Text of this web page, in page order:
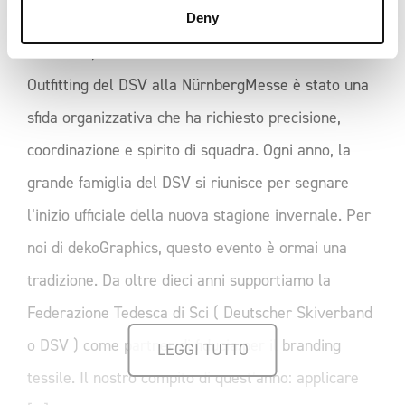
Deny
LEGGI TUTTO
cinque specialisti dei transfers termoadesivi e oltre
Outfitting del DSV alla NürnbergMesse è stato una
sfida organizzativa che ha richiesto precisione,
coordinazione e spirito di squadra. Ogni anno, la
grande famiglia del DSV si riunisce per segnare
l’inizio ufficiale della nuova stagione invernale. Per
noi di dekoGraphics, questo evento è ormai una
tradizione. Da oltre dieci anni supportiamo la
Federazione Tedesca di Sci ( Deutscher Skiverband
o DSV ) come partner di fiducia per il branding
tessile. Il nostro compito di quest’anno: applicare